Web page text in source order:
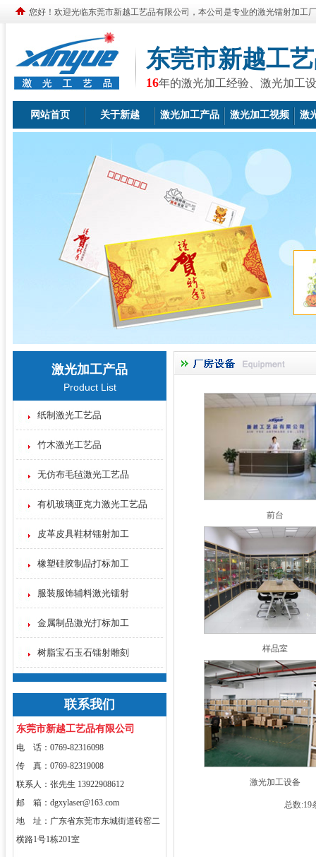
您好！欢迎光临东莞市新越工艺品有限公司，本公司是专业的激光镭射加工
东莞市新越工
16年的激光加工经验、激光加工
网站首页 关于新越 激光加工产品 激光加工视频 激
激光加工产品
Product List
纸制激光工艺品
竹木激光工艺品
无仿布毛毡激光工艺品
有机玻璃亚克力激光工艺品
皮革皮具鞋材镭射加工
橡塑硅胶制品打标加工
服装服饰辅料激光镭射
金属制品激光打标加工
树脂宝石玉石镭射雕刻
联系我们
东莞市新越工艺品有限公司
电 话：0769-82316098
传 真：0769-82319008
联系人：张先生 13922908612
邮 箱：dgxylaser@163.com
地 址：广东省东莞市东城街道砖窑二
横路1号1栋201室
前台
样品室
激光加工设备
总数:19